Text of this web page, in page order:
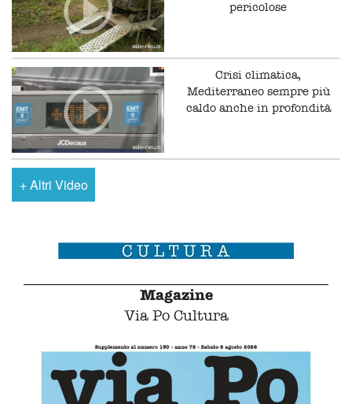
pericolose
Crisi climatica,
Mediterraneo sempre più
caldo anche in profondità
+Altri Video
Magazine
Via Po Cultura